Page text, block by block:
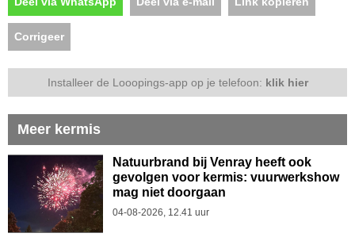
Corrigeer
Installeer de Looopings-app op je telefoon: klik hier
Meer kermis
Natuurbrand bij Venray heeft ook
gevolgen voor kermis: vuurwerkshow
mag niet doorgaan
04-08-2026, 12.41 uur